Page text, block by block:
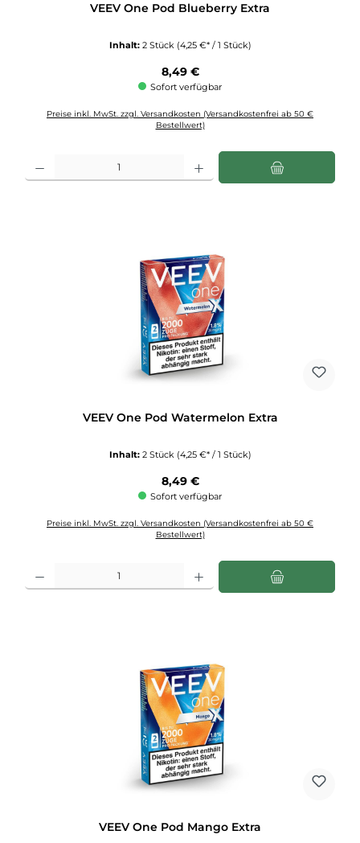
VEEV One Pod Blueberry Extra
Inhalt: 2 Stück (4,25 €* / 1 Stück)
Regulärer Preis:
8,49 €
Sofort verfügbar
Preise inkl. MwSt. zzgl. Versandkosten (Versandkostenfrei ab 50 €
Bestellwert)
VEEV One Pod Watermelon Extra
Inhalt: 2 Stück (4,25 €* / 1 Stück)
Regulärer Preis:
8,49 €
Sofort verfügbar
Preise inkl. MwSt. zzgl. Versandkosten (Versandkostenfrei ab 50 €
Bestellwert)
Produkt Anzahl: Gib den gewünschten Wert ein oder benutze die Schaltflächen
VEEV One Pod Mango Extra